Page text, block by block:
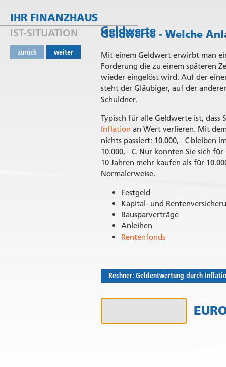
IHR FINANZHAUS
IST-SITUATION
zurück weiter
Geldwerte
Geldwerte - Welche
Mit einem Geldwert erwirbt man
Forderung die zu einem späteren
wieder eingelöst wird. Auf der
steht der Gläubiger, auf der
Schuldner.
Typisch für alle Geldwerte ist, dass
Inflation an Wert verlieren. Mit
nichts passiert: 10.000,– € bleiben
10.000,– €. Nur konnten Sie sich für
10 Jahren mehr kaufen als für
Normalerweise.
Festgeld
Kapital- und
Bausparverträge
Anleihen
Rentenfonds
Rechner: Geldentwertung durch